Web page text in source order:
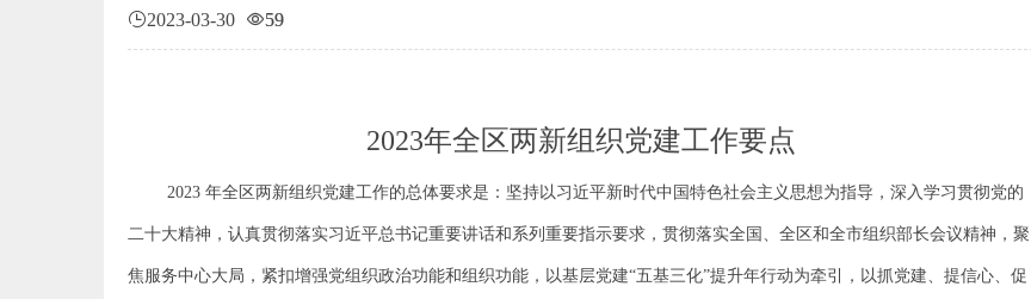
2023-03-30 59
2023年全区两新组织党建工作要点
2023 年全区两新组织党建工作的总体要求是：坚持以习近平新时代中国特色社会主义思想为指导，深入学习贯彻党的
二十大精神，认真贯彻落实习近平总书记重要讲话和系列重要指示要求，贯彻落实全国、全区和全市组织部长会议精神，聚
焦服务中心大局，紧扣增强党组织政治功能和组织功能，以基层党建“五基三化”提升年行动为牵引，以抓党建、提信心、促